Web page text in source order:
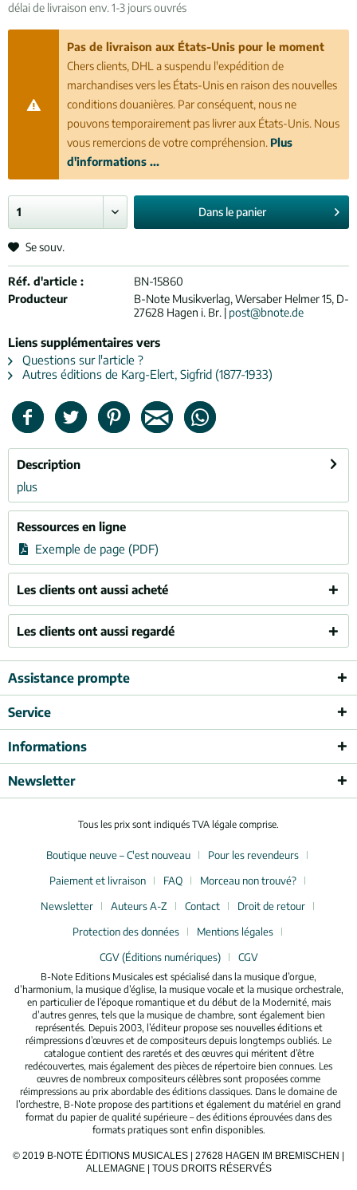
délai de livraison env. 1-3 jours ouvrés
Pas de livraison aux États-Unis pour le moment
Chers clients, DHL a suspendu l'expédition de
marchandises vers les États-Unis en raison des nouvelles
conditions douanières. Par conséquent, nous ne
pouvons temporairement pas livrer aux États-Unis. Nous
vous remercions de votre compréhension. Plus
d'informations ...
Dans le panier
Se souv.
Réf. d'article :
BN-15860
Producteur
B-Note Musikverlag, Wersaber Helmer 15, D-
27628 Hagen i. Br. | post@bnote.de
Liens supplémentaires vers
Questions sur l'article ?
Autres éditions de Karg-Elert, Sigfrid (1877-1933)
Description
plus
Ressources en ligne
Exemple de page (PDF)
Les clients ont aussi acheté
Les clients ont aussi regardé
Assistance prompte
Service
Informations
Newsletter
Tous les prix sont indiqués TVA légale comprise.
Boutique neuve – C'est nouveau
Pour les revendeurs
Paiement et livraison
FAQ
Morceau non trouvé?
Newsletter
Auteurs A-Z Contact
Droit de retour
Protection des données
Mentions légales
CGV (Éditions numériques)
CGV
B-Note Editions Musicales est spécialisé dans la musique d’orgue,
d’harmonium, la musique d’église, la musique vocale et la musique orchestrale,
en particulier de l’époque romantique et du début de la Modernité, mais
d’autres genres, tels que la musique de chambre, sont également bien
représentés. Depuis 2003, l’éditeur propose ses nouvelles éditions et
réimpressions d’œuvres et de compositeurs depuis longtemps oubliés. Le
catalogue contient des raretés et des œuvres qui méritent d’être
redécouvertes, mais également des pièces de répertoire bien connues. Les
œuvres de nombreux compositeurs célèbres sont proposées comme
réimpressions au prix abordable des éditions classiques. Dans le domaine de
l’orchestre, B-Note propose des partitions et également du matériel en grand
format du papier de qualité supérieure – des éditions éprouvées dans des
formats pratiques sont enfin disponibles.
© 2019 B-NOTE ÉDITIONS MUSICALES | 27628 HAGEN IM BREMISCHEN |
ALLEMAGNE | TOUS DROITS RÉSERVÉS